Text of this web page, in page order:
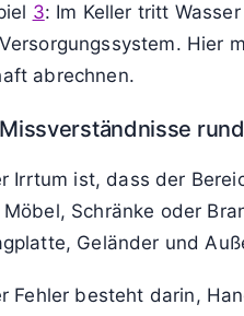
3: Im Keller tritt
Hier
abrechnen.
Irrtum ist, dass der
Schränke oder
Geländer und
Fehler besteht darin,